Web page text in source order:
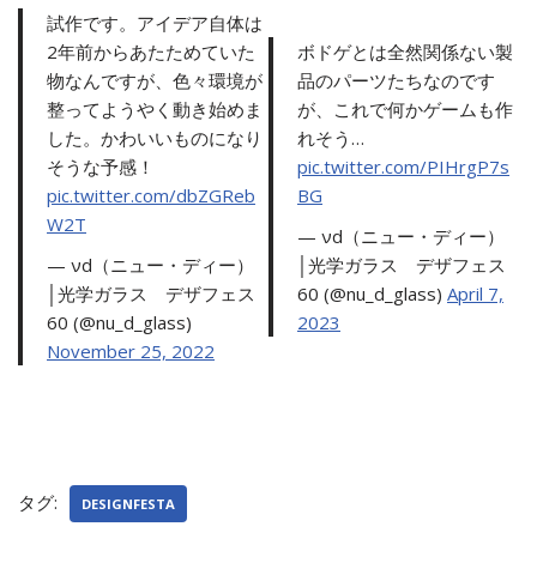
試作です。アイデア自体は
2年前からあたためていた
物なんですが、色々環境が
整ってようやく動き始めま
した。かわいいものになり
そうな予感！
pic.twitter.com/dbZGReb
W2T
— νd（ニュー・ディー）
│光学ガラス デザフェス
60 (@nu_d_glass)
November 25, 2022
ボドゲとは全然関係ない製
品のパーツたちなのです
が、これで何かゲームも作
れそう…
pic.twitter.com/PIHrgP7s
BG
— νd（ニュー・ディー）
│光学ガラス デザフェス
60 (@nu_d_glass) April 7,
2023
タグ: DESIGNFESTA